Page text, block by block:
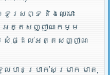
រសព្ទ និងឈ្មោះ
អត្តសញ្ញាណកម្ម
សុំផ្ដល់អត្តសញ្ញាណ
បានប្រាក់សម្រាក មាតុ